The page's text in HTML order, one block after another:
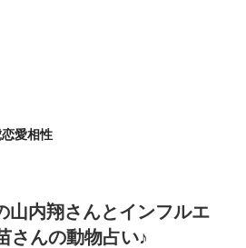
愛相性
山内翔さんとインフルエ
さんの動物占い♪